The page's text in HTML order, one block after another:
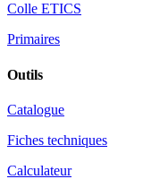
Colle ETICS
Primaires
Outils
Catalogue
Fiches techniques
Calculateur